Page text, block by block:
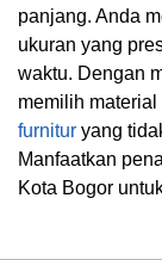
panjang. Anda
ukuran yang
waktu. Dengan
memilih
furnitur yang
Manfaatkan
Kota Bogor